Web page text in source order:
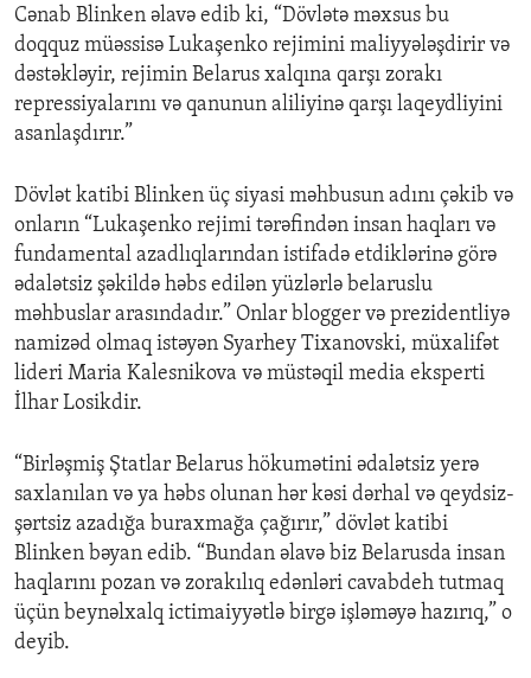
Cənab Blinken əlavə edib ki, “Dövlətə məxsus bu
doqquz müəssisə Lukaşenko rejimini maliyyələşdirir və
dəstəkləyir, rejimin Belarus xalqına qarşı zorakı
repressiyalarını və qanunun aliliyinə qarşı laqeydliyini
asanlaşdırır.”
Dövlət katibi Blinken üç siyasi məhbusun adını çəkib və
onların “Lukaşenko rejimi tərəfindən insan haqları və
fundamental azadlıqlarından istifadə etdiklərinə görə
ədalətsiz şəkildə həbs edilən yüzlərlə belaruslu
məhbuslar arasındadır.” Onlar blogger və prezidentliyə
namizəd olmaq istəyən Syarhey Tixanovski, müxalifət
lideri Maria Kalesnikova və müstəqil media eksperti
İlhar Losikdir.
“Birləşmiş Ştatlar Belarus hökumətini ədalətsiz yerə
saxlanılan və ya həbs olunan hər kəsi dərhal və qeydsiz-
şərtsiz azadığa buraxmağa çağırır,” dövlət katibi
Blinken bəyan edib. “Bundan əlavə biz Belarusda insan
haqlarını pozan və zorakılıq edənləri cavabdeh tutmaq
üçün beynəlxalq ictimaiyyətlə birgə işləməyə hazırıq,” o
deyib.